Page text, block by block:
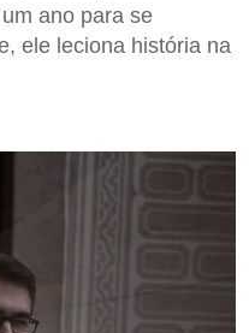
ano para se
ele leciona história na